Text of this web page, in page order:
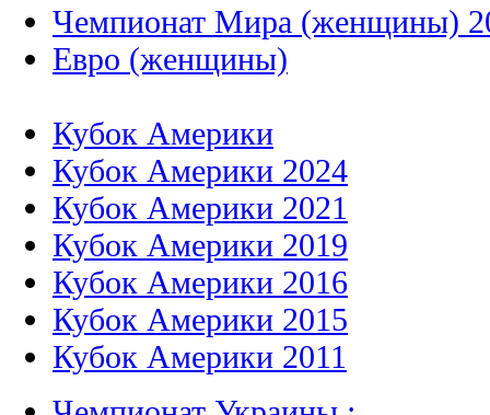
Чемпионат Мира (женщины)
Евро (женщины)
Кубок Америки
Кубок Америки 2024
Кубок Америки 2021
Кубок Америки 2019
Кубок Америки 2016
Кубок Америки 2015
Кубок Америки 2011